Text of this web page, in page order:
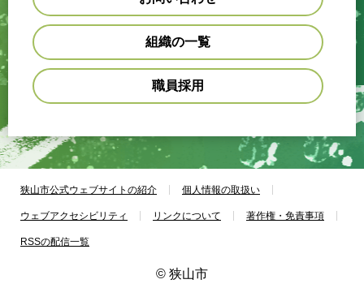
組織の一覧
職員採用
狭山市公式ウェブサイトの紹介 個人情報の取扱い
ウェブアクセシビリティ リンクについて 著作権・免責事項
RSSの配信一覧
© 狭山市